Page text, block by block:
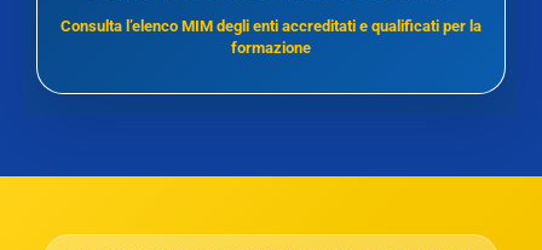
Consulta l’elenco MIM degli enti accreditati e qualificati per la
formazione